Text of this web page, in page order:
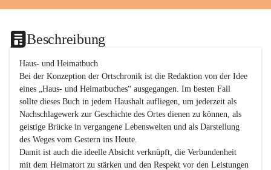
Beschreibung
Haus- und Heimatbuch
Bei der Konzeption der Ortschronik ist die Redaktion von der Idee
eines „Haus- und Heimatbuches“ ausgegangen. Im besten Fall
sollte dieses Buch in jedem Haushalt aufliegen, um jederzeit als
Nachschlagewerk zur Geschichte des Ortes dienen zu können, als
geistige Brücke in vergangene Lebenswelten und als Darstellung
des Weges vom Gestern ins Heute.
Damit ist auch die ideelle Absicht verknüpft, die Verbundenheit
mit dem Heimatort zu stärken und den Respekt vor den Leistungen